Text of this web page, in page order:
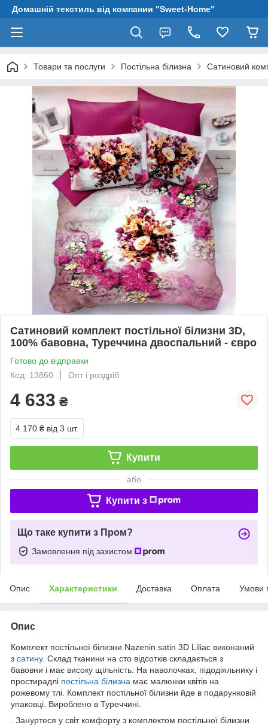
Домашній текстиль від компании "Sweet-Home"
Товари та послуги Постільна білизна Сатиновий
Сатиновий комплект постільної білизни 3D,
100% бавовна, Туреччина двоспальний - євро
Готово до відправки
Код: 13860
Опт і роздріб
4 633 ₴
4 170 ₴ від 3 шт.
Купити
або
Купити з
Що таке купити з Пром?
Замовлення під захистом
Опис Характеристики Доставка Оплата Умови
Опис
Комплект постільної білизни Nazenin satin 3D Liliac виконаний
з сатину. Склад тканини на сто відсотків складається з
бавовни і має високу щільність. На наволочках, підодіяльнику і
простирадлі постільна білизна має малюнки квітів на
рожевому тлі. Комплект постільної білизни йде в подарунковій
упаковці. Вироблено в Туреччині.
. Зануртеся у світ комфорту з комплектом постільної білизни